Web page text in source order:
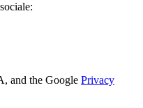
and the Google Privacy